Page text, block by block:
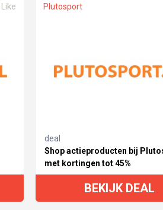
Like Plutosport
deal
Shop actieproducten bij
met kortingen tot 45%
BEKIJK DEAL